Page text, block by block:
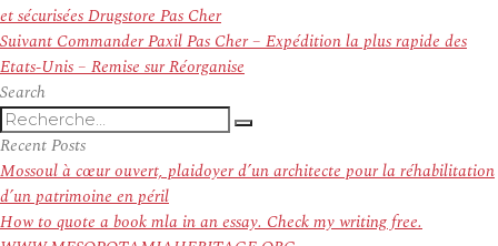
de
l’article
précédent :
et sécurisées Drugstore Pas Cher
Suivant Article
suivant :
Commander Paxil Pas Cher – Expédition la plus rapide des
Etats-Unis – Remise sur Réorganise
Search
Recherche
pour
:
Recherche
Recent Posts
Mossoul à cœur ouvert, plaidoyer d’un architecte pour la réhabilitation
d’un patrimoine en péril
How to quote a book mla in an essay. Check my writing free.